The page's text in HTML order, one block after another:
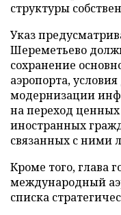
структуры
Указ
Шереметьево
сохранение
аэропорта,
модернизации
на переход ценных
иностранных
связанных с ними
Кроме того, глава
международный
списка